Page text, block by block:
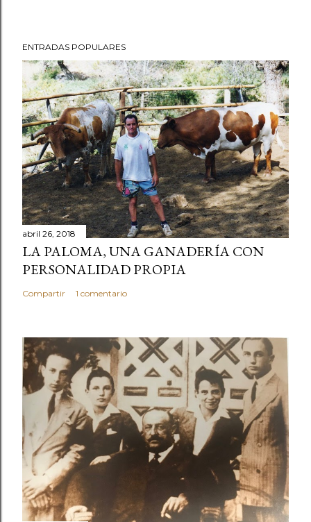
ENTRADAS POPULARES
abril 26, 2018
LA PALOMA, UNA GANADERÍA CON
PERSONALIDAD PROPIA
Compartir 1 comentario